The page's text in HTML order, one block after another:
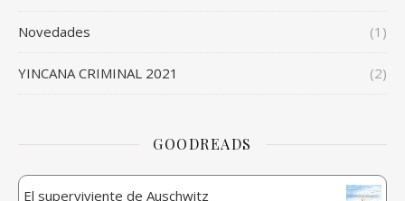
Novedades (1)
YINCANA CRIMINAL 2021 (2)
GOODREADS
El superviviente de Auschwitz